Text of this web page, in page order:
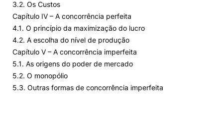
3.2. Os Custos
Capítulo IV – A concorrência perfeita
4.1. O princípio da maximização do lucro
4.2. A escolha do nível de produção
Capítulo V – A concorrência imperfeita
5.1. As origens do poder de mercado
5.2. O monopólio
5.3. Outras formas de concorrência imperfeita